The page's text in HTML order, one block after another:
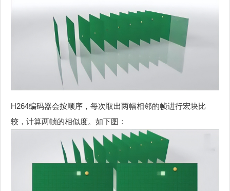
H264编码器会按顺序，每次取出两幅相邻的帧进行宏块比
较，计算两帧的相似度。如下图：